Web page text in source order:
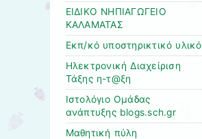
ΕΙΔΙΚΟ ΝΗΠΙΑΓΩΓΕΙΟ
ΚΑΛΑΜΑΤΑΣ
Εκπ/κό υποστηρικτικό υλικό
Ηλεκτρονική Διαχείριση
Τάξης η-τ@ξη
Ιστολόγιο Ομάδας
ανάπτυξης blogs.sch.gr
Μαθητική πύλη